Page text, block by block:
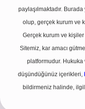
paylaşılmaktadır.
olup, gerçek kurum ve
Gerçek kurum ve
Sitemiz, kar amacı
platformudur. Hukuka
düşündüğünüz içerikleri,
bildirmeniz halinde,